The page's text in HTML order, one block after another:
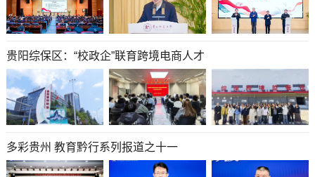
贵阳综保区：“校政企”联育跨境电商人才
多彩贵州 教育黔行系列报道之十一